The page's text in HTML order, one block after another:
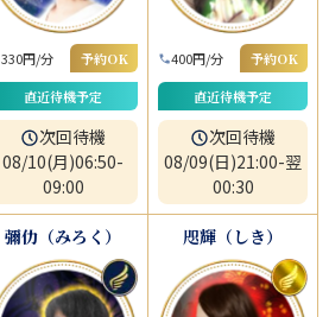
330円/分
予約OK
直近待機予定
次回待機
08/10(月)06:50-
09:00
400円/分
予約OK
直近待機予定
次回待機
08/09(日)21:00-翌
00:30
彌仂（みろく） 咫輝（しき）